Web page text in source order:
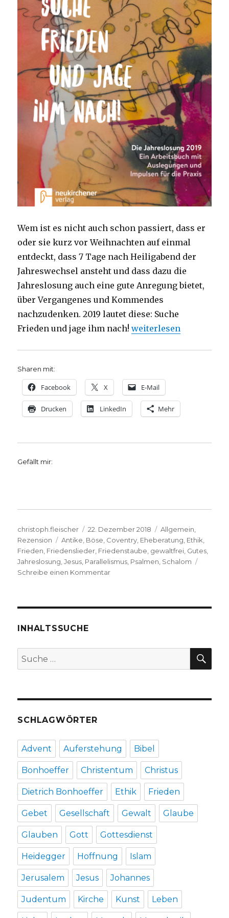
Wem ist es nicht auch schon passiert, dass er
oder sie kurz vor Weihnachten auf einmal
entdeckt, dass 7 Tage nach Heiligabend der
Jahreswechsel ansteht und dass dazu die
Jahreslosung auch eine gute Anregung bietet,
über Vergangenes und Kommendes
nachzudenken. 2019 lautet diese: Suche
Frieden und jage ihm nach!„Frieden als
weiterlesen
Sharen mit:
Facebook X E-Mail
Drucken LinkedIn Mehr
Gefällt mir:
Autor
christoph.fleischer
Veröffentlicht
am
22. Dezember 2018 Kategorien
Allgemein
Rezension
Schlagwörter
Antike Böse Coventry Eheberatung Ethik
Frieden Friedenslieder Friedenstaube gewaltfrei Gutes
Jahreslosung ,Jesus Parallelismus Psalmen Schalom
Schreibe einen Kommentarzu
Fleischer,
2018
INHALTSSUCHE
Suche
nach:
SCHLAGWÖRTER
Advent Auferstehung Bibel
Bonhoeffer Christentum Christus
Dietrich Bonhoeffer Ethik Frieden
Gebet Gesellschaft Gewalt Glaube
Glauben Gott Gottesdienst
Heidegger Hoffnung Islam
Jerusalem Jesus Johannes
Judentum Kirche Kunst Leben